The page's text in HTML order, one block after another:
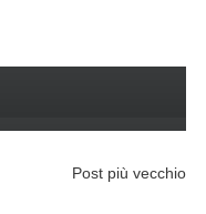
Post più vecchio